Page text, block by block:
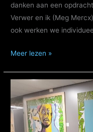
danken aan een
Verwer en ik (Meg
ook werken we
ARt
Voorjaar
maart:
nieuwsbrief
Mercx
Meer lezen »